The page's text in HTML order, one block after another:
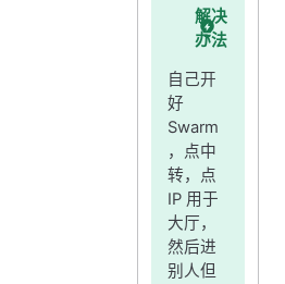
解决
办法
自己开
好
Swarm
，点中
转，点
IP 用于
大厅，
然后进
别人但